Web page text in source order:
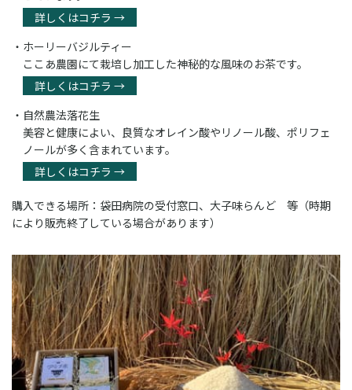
詳しくはコチラ →
ホーリーバジルティー
ここあ農園にて栽培し加工した神秘的な風味のお茶です。
詳しくはコチラ →
自然農法落花生
美容と健康によい、良質なオレイン酸やリノール酸、ポリフェ
ノールが多く含まれています。
詳しくはコチラ →
購入できる場所：袋田病院の受付窓口、大子味らんど 等（時期
により販売終了している場合があります）